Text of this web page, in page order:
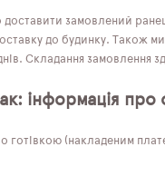
замовлений
до будинку. Також
Складання замовлення
інформація про
готівкою (накладеним